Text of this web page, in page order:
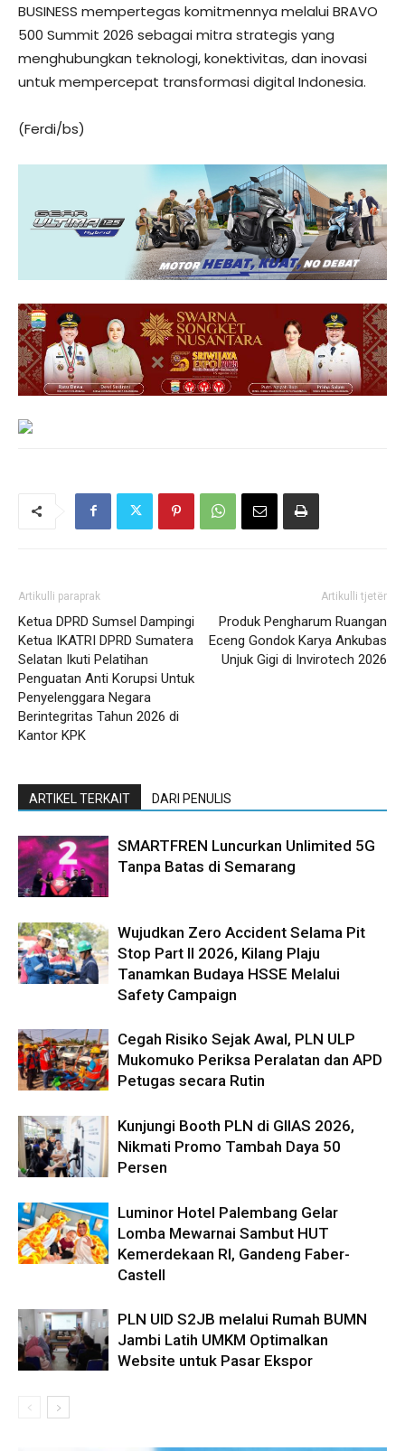
BUSINESS mempertegas komitmennya melalui BRAVO
500 Summit 2026 sebagai mitra strategis yang
menghubungkan teknologi, konektivitas, dan inovasi
untuk mempercepat transformasi digital Indonesia.
(Ferdi/bs)
Artikulli paraprak
Ketua DPRD Sumsel Dampingi
Ketua IKATRI DPRD Sumatera
Selatan Ikuti Pelatihan
Penguatan Anti Korupsi Untuk
Penyelenggara Negara
Berintegritas Tahun 2026 di
Kantor KPK
Artikulli tjetër
Produk Pengharum Ruangan
Eceng Gondok Karya Ankubas
Unjuk Gigi di Invirotech 2026
ARTIKEL TERKAIT DARI PENULIS
SMARTFREN Luncurkan Unlimited 5G
Tanpa Batas di Semarang
Wujudkan Zero Accident Selama Pit
Stop Part II 2026, Kilang Plaju
Tanamkan Budaya HSSE Melalui
Safety Campaign
Cegah Risiko Sejak Awal, PLN ULP
Mukomuko Periksa Peralatan dan APD
Petugas secara Rutin
Kunjungi Booth PLN di GIIAS 2026,
Nikmati Promo Tambah Daya 50
Persen
Luminor Hotel Palembang Gelar
Lomba Mewarnai Sambut HUT
Kemerdekaan RI, Gandeng Faber-
Castell
PLN UID S2JB melalui Rumah BUMN
Jambi Latih UMKM Optimalkan
Website untuk Pasar Ekspor